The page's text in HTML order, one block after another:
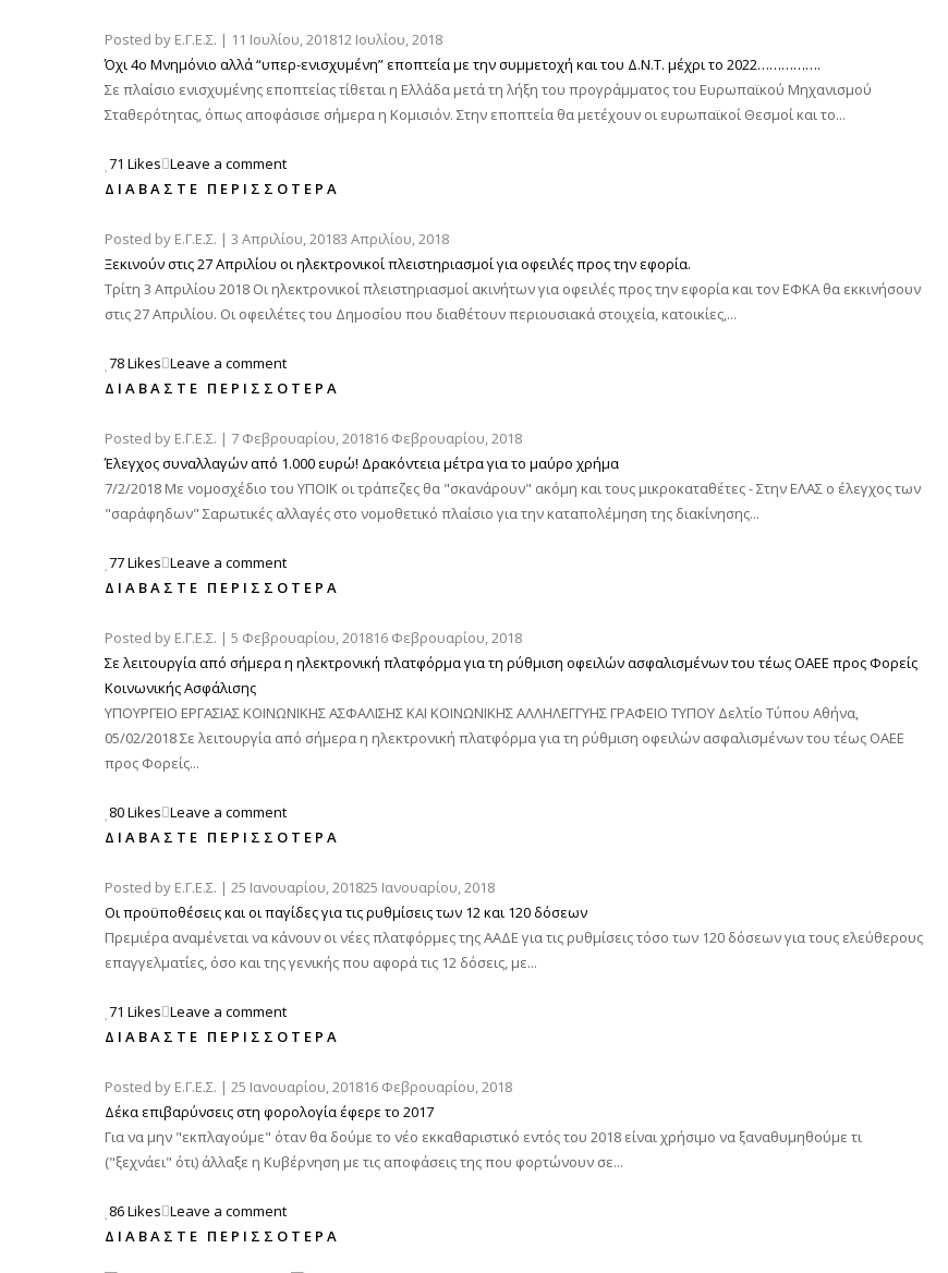
Posted by Ε.Γ.Ε.Σ. | 11 Ιουλίου, 201812 Ιουλίου, 2018
Όχι 4ο Μνημόνιο αλλά “υπερ-ενισχυμένη” εποπτεία με την συμμετοχή και του Δ.Ν.Τ. μέχρι το 2022…………….
Σε πλαίσιο ενισχυμένης εποπτείας τίθεται η Ελλάδα μετά τη λήξη του προγράμματος του Ευρωπαϊκού Μηχανισμού
Σταθερότητας, όπως αποφάσισε σήμερα η Κομισιόν. Στην εποπτεία θα μετέχουν οι ευρωπαϊκοί Θεσμοί και το...
71 Likes Leave a comment
ΔΙΑΒΆΣΤΕ ΠΕΡΙΣΣΌΤΕΡΑ
Posted by Ε.Γ.Ε.Σ. | 3 Απριλίου, 20183 Απριλίου, 2018
Ξεκινούν στις 27 Απριλίου οι ηλεκτρονικοί πλειστηριασμοί για οφειλές προς την εφορία.
Τρίτη 3 Απριλίου 2018 Οι ηλεκτρονικοί πλειστηριασμοί ακινήτων για οφειλές προς την εφορία και τον ΕΦΚΑ θα εκκινήσουν
στις 27 Απριλίου. Οι οφειλέτες του Δημοσίου που διαθέτουν περιουσιακά στοιχεία, κατοικίες,...
78 Likes Leave a comment
ΔΙΑΒΆΣΤΕ ΠΕΡΙΣΣΌΤΕΡΑ
Posted by Ε.Γ.Ε.Σ. | 7 Φεβρουαρίου, 201816 Φεβρουαρίου, 2018
Έλεγχος συναλλαγών από 1.000 ευρώ! Δρακόντεια μέτρα για το μαύρο χρήμα
7/2/2018 Με νομοσχέδιο του ΥΠΟΙΚ οι τράπεζες θα "σκανάρουν" ακόμη και τους μικροκαταθέτες - Στην ΕΛΑΣ ο έλεγχος των
"σαράφηδων" Σαρωτικές αλλαγές στο νομοθετικό πλαίσιο για την καταπολέμηση της διακίνησης...
77 Likes Leave a comment
ΔΙΑΒΆΣΤΕ ΠΕΡΙΣΣΌΤΕΡΑ
Posted by Ε.Γ.Ε.Σ. | 5 Φεβρουαρίου, 201816 Φεβρουαρίου, 2018
Σε λειτουργία από σήμερα η ηλεκτρονική πλατφόρμα για τη ρύθμιση οφειλών ασφαλισμένων του τέως ΟΑΕΕ προς Φορείς
Κοινωνικής Ασφάλισης
ΥΠΟΥΡΓΕΙΟ EΡΓΑΣΙΑΣ ΚΟΙΝΩΝΙΚΗΣ ΑΣΦΑΛΙΣΗΣ ΚΑΙ ΚΟΙΝΩΝΙΚΗΣ ΑΛΛΗΛΕΓΓΥΗΣ ΓΡΑΦΕΙΟ ΤΥΠΟΥ Δελτίο Τύπου Αθήνα,
05/02/2018 Σε λειτουργία από σήμερα η ηλεκτρονική πλατφόρμα για τη ρύθμιση οφειλών ασφαλισμένων του τέως ΟΑΕΕ
προς Φορείς...
80 Likes Leave a comment
ΔΙΑΒΆΣΤΕ ΠΕΡΙΣΣΌΤΕΡΑ
Posted by Ε.Γ.Ε.Σ. | 25 Ιανουαρίου, 201825 Ιανουαρίου, 2018
Οι προϋποθέσεις και οι παγίδες για τις ρυθμίσεις των 12 και 120 δόσεων
Πρεμιέρα αναμένεται να κάνουν οι νέες πλατφόρμες της ΑΑΔΕ για τις ρυθμίσεις τόσο των 120 δόσεων για τους ελεύθερους
επαγγελματίες, όσο και της γενικής που αφορά τις 12 δόσεις, με...
71 Likes Leave a comment
ΔΙΑΒΆΣΤΕ ΠΕΡΙΣΣΌΤΕΡΑ
Posted by Ε.Γ.Ε.Σ. | 25 Ιανουαρίου, 201816 Φεβρουαρίου, 2018
Δέκα επιβαρύνσεις στη φορολογία έφερε το 2017
Για να μην "εκπλαγούμε" όταν θα δούμε το νέο εκκαθαριστικό εντός του 2018 είναι χρήσιμο να ξαναθυμηθούμε τι
("ξεχνάει" ότι) άλλαξε η Κυβέρνηση με τις αποφάσεις της που φορτώνουν σε...
86 Likes Leave a comment
ΔΙΑΒΆΣΤΕ ΠΕΡΙΣΣΌΤΕΡΑ